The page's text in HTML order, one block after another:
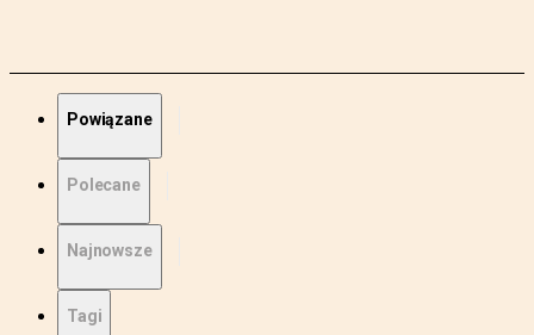
Powiązane
Polecane
Najnowsze
Tagi